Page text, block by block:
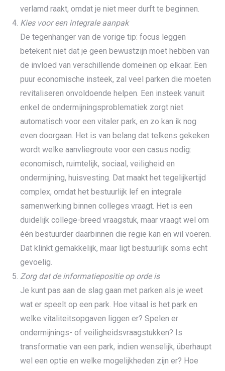
verlamd raakt, omdat je niet meer durft te beginnen.
Kies voor een integrale aanpak
De tegenhanger van de vorige tip: focus leggen
betekent niet dat je geen bewustzijn moet hebben van
de invloed van verschillende domeinen op elkaar. Een
puur economische insteek, zal veel parken die moeten
revitaliseren onvoldoende helpen. Een insteek vanuit
enkel de ondermijningsproblematiek zorgt niet
automatisch voor een vitaler park, en zo kan ik nog
even doorgaan. Het is van belang dat telkens gekeken
wordt welke aanvliegroute voor een casus nodig:
economisch, ruimtelijk, sociaal, veiligheid en
ondermijning, huisvesting. Dat maakt het tegelijkertijd
complex, omdat het bestuurlijk lef en integrale
samenwerking binnen colleges vraagt. Het is een
duidelijk college-breed vraagstuk, maar vraagt wel om
één bestuurder daarbinnen die regie kan en wil voeren.
Dat klinkt gemakkelijk, maar ligt bestuurlijk soms echt
gevoelig.
Zorg dat de informatiepositie op orde is
Je kunt pas aan de slag gaan met parken als je weet
wat er speelt op een park. Hoe vitaal is het park en
welke vitaliteitsopgaven liggen er? Spelen er
ondermijnings- of veiligheidsvraagstukken? Is
transformatie van een park, indien wenselijk, überhaupt
wel een optie en welke mogelijkheden zijn er? Hoe